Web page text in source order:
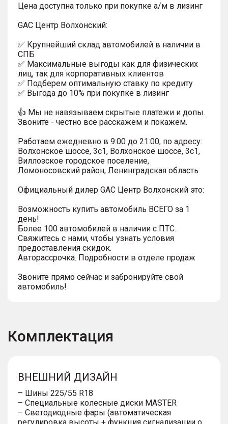
Цена доступна только при покупке а/м в лизинг
GAC Центр Волхонский:
✅ Крупнейший склад автомобилей в наличии в
СПБ
✅ Максимальные выгоды как для физических
лиц, так для корпоративных клиентов
✅ Подберем оптимальную ставку по кредиту
✅ Выгода до 10% при покупке в лизинг
👍 Мы не навязываем скрытые платежи и допы.
Звоните - честно всё расскажем и покажем.
Работаем ежедневно в 9:00 до 21:00, по адресу:
Волхонское шоссе, 3с1, Волхонское шоссе, 3с1,
Виллозское городское поселение,
Ломоносовский район, Ленинградская область
Официальный дилер GAC Центр Волхонский это:
Возможность купить автомобиль ВСЕГО за 1
день!
Более 100 автомобилей в наличии с ПТС.
Свяжитесь с нами, чтобы узнать условия
предоставления скидок.
Авторассрочка. Подробности в отделе продаж
Звоните прямо сейчас и забронируйте свой
автомобиль!
Комплектация
ВНЕШНИЙ ДИЗАЙН
– Шины 225/55 R18
– Специальные колесные диски MASTER
– Светодиодные фары (автоматическая
регулировка высоты + функция сигнализации о